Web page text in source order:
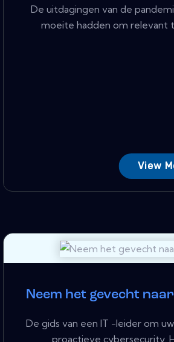
De uitdagingen van de
moeite hadden om relevant
View
Neem het gevecht
De gids van een IT -leider om
proactieve cybersecurity.